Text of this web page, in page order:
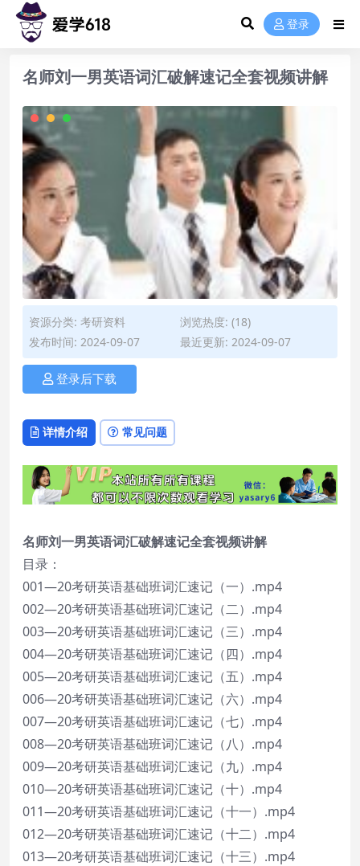
登录
名师刘一男英语词汇破解速记全套视频讲解
资源分类: 考研资料
浏览热度: (18)
发布时间: 2024-09-07
最近更新: 2024-09-07
登录后下载
详情介绍 常见问题
名师刘一男英语词汇破解速记全套视频讲解
目录：
001—20考研英语基础班词汇速记（一）.mp4
002—20考研英语基础班词汇速记（二）.mp4
003—20考研英语基础班词汇速记（三）.mp4
004—20考研英语基础班词汇速记（四）.mp4
005—20考研英语基础班词汇速记（五）.mp4
006—20考研英语基础班词汇速记（六）.mp4
007—20考研英语基础班词汇速记（七）.mp4
008—20考研英语基础班词汇速记（八）.mp4
009—20考研英语基础班词汇速记（九）.mp4
010—20考研英语基础班词汇速记（十）.mp4
011—20考研英语基础班词汇速记（十一）.mp4
012—20考研英语基础班词汇速记（十二）.mp4
013—20考研英语基础班词汇速记（十三）.mp4